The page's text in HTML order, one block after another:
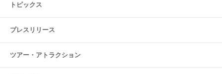
トピックス
プレスリリース
ツアー・ アトラクション